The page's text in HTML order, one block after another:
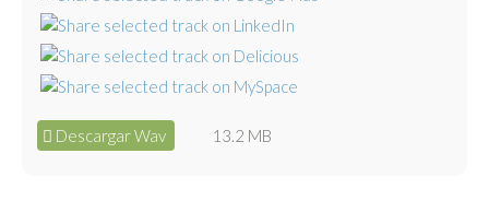
Descargar Wav 13.2 MB